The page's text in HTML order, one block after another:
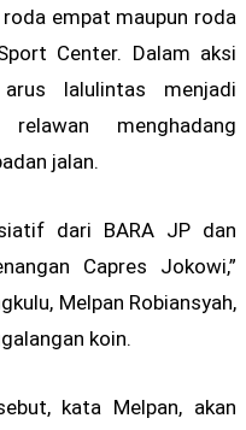
empat maupun roda
Center. Dalam aksi
lalulintas menjadi
menghadang
jalan.
dari BARA JP dan
Capres Jokowi,”
Melpan Robiansyah,
koin.
kata Melpan, akan